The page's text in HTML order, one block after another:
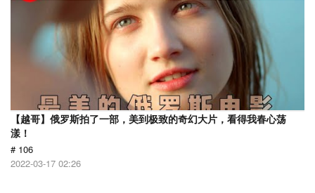
【越哥】俄罗斯拍了一部，美到极致的奇幻大片，看得我春心荡
漾！
# 106
2022-03-17 02:26